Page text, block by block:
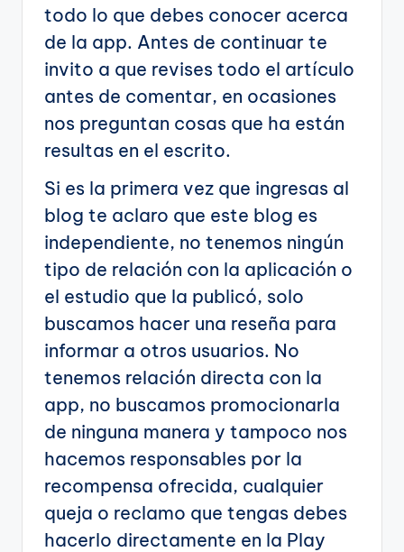
todo lo que debes conocer acerca
de la app. Antes de continuar te
invito a que revises todo el artículo
antes de comentar, en ocasiones
nos preguntan cosas que ha están
resultas en el escrito.
Si es la primera vez que ingresas al
blog te aclaro que este blog es
independiente, no tenemos ningún
tipo de relación con la aplicación o
el estudio que la publicó, solo
buscamos hacer una reseña para
informar a otros usuarios. No
tenemos relación directa con la
app, no buscamos promocionarla
de ninguna manera y tampoco nos
hacemos responsables por la
recompensa ofrecida, cualquier
queja o reclamo que tengas debes
hacerlo directamente en la Play